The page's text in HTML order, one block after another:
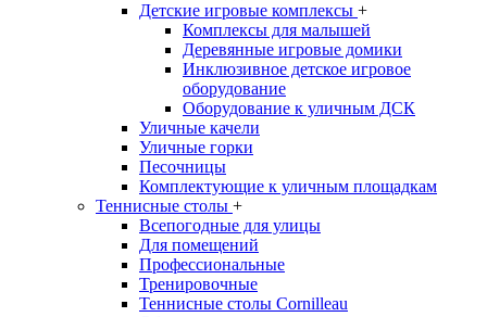
Детские игровые комплексы +
Комплексы для малышей
Деревянные игровые домики
Инклюзивное детское игровое
оборудование
Оборудование к уличным ДСК
Уличные качели
Уличные горки
Песочницы
Комплектующие к уличным площадкам
Теннисные столы +
Всепогодные для улицы
Для помещений
Профессиональные
Тренировочные
Теннисные столы Cornilleau